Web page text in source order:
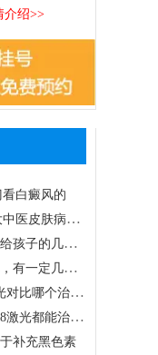
介绍>>
白癜风的
医皮肤病医
术，比如药
不同患者治
供更大希望。
一方，个性化
肤色逐步还
种因素综合作
素引起的，和
刺激有关。
方法，针对
补充黑色素